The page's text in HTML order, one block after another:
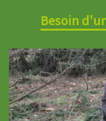
Besoin